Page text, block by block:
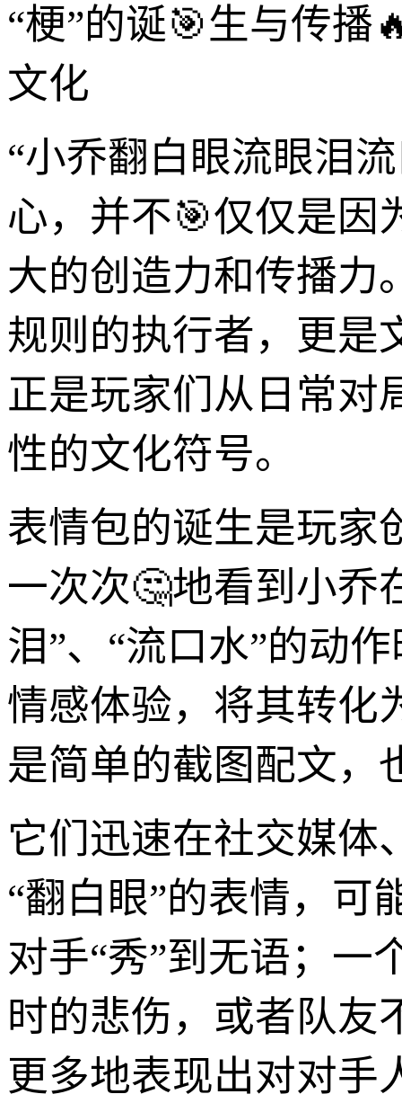
“梗”的诞🎯生与传播
文化
“小乔翻白眼流眼泪
心，并不🎯仅仅是因
大的创造力和传播力
规则的执行者，更是
正是玩家们从日常对
性的文化符号。
表情包的诞生是玩家
一次次🤔地看到小乔
泪”、“流口水”的动
情感体验，将其转化
是简单的截图配文，
它们迅速在社交媒体
“翻白眼”的表情，可
对手“秀”到无语；一
时的悲伤，或者队友
更多地表现出对对手